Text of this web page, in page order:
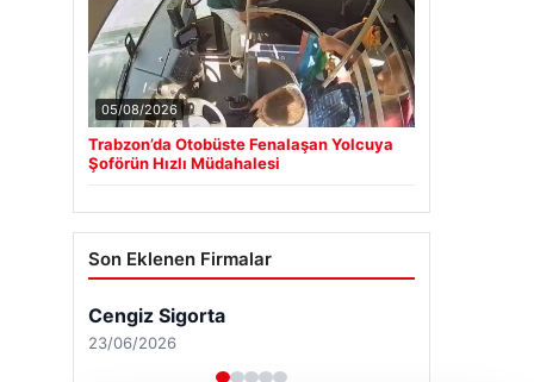
05/08/2026
Trabzon’da Otobüste Fenalaşan Yolcuya
Şoförün Hızlı Müdahalesi
Son Eklenen Firmalar
Cengiz Sigorta
23/06/2026